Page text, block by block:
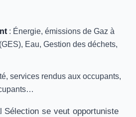
: Énergie, émissions de Gaz à
Eau, Gestion des déchets,
services rendus aux occupants,
se veut opportuniste